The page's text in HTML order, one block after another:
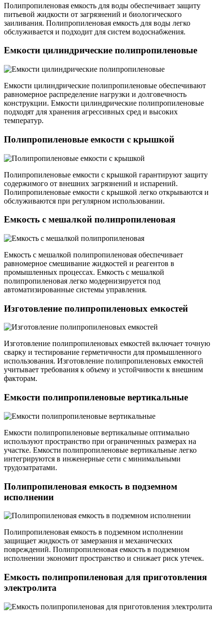
Полипропиленовая емкость для воды обеспечивает защиту
питьевой жидкости от загрязнений и биологического
заиливания. Полипропиленовая емкость для воды легко
обслуживается и подходит для систем водоснабжения.
Емкости цилиндрические полипропиленовые
Емкости цилиндрические полипропиленовые обеспечивают
равномерное распределение нагрузки и долговечность
конструкции. Емкости цилиндрические полипропиленовые
подходят для хранения агрессивных сред и высоких
температур.
Полипропиленовые емкости с крышкой
Полипропиленовые емкости с крышкой гарантируют защиту
содержимого от внешних загрязнений и испарений.
Полипропиленовые емкости с крышкой легко открываются и
обслуживаются при регулярном использовании.
Емкость с мешалкой полипропиленовая
Емкость с мешалкой полипропиленовая обеспечивает
равномерное смешивание жидкостей и реагентов в
промышленных процессах. Емкость с мешалкой
полипропиленовая легко модернизируется под
автоматизированные системы управления.
Изготовление полипропиленовых емкостей
Изготовление полипропиленовых емкостей включает точную
сварку и тестирование герметичности для промышленного
использования. Изготовление полипропиленовых емкостей
учитывает требования к объему и устойчивости к внешним
факторам.
Емкости полипропиленовые вертикальные
Емкости полипропиленовые вертикальные оптимально
используют пространство при ограниченных размерах на
участке. Емкости полипропиленовые вертикальные легко
интегрируются в инженерные сети с минимальными
трудозатратами.
Полипропиленовая емкость в подземном
исполнении
Полипропиленовая емкость в подземном исполнении
защищает жидкость от замерзания и механических
повреждений. Полипропиленовая емкость в подземном
исполнении экономит пространство и снижает риск утечек.
Емкость полипропиленовая для приготовления
электролита